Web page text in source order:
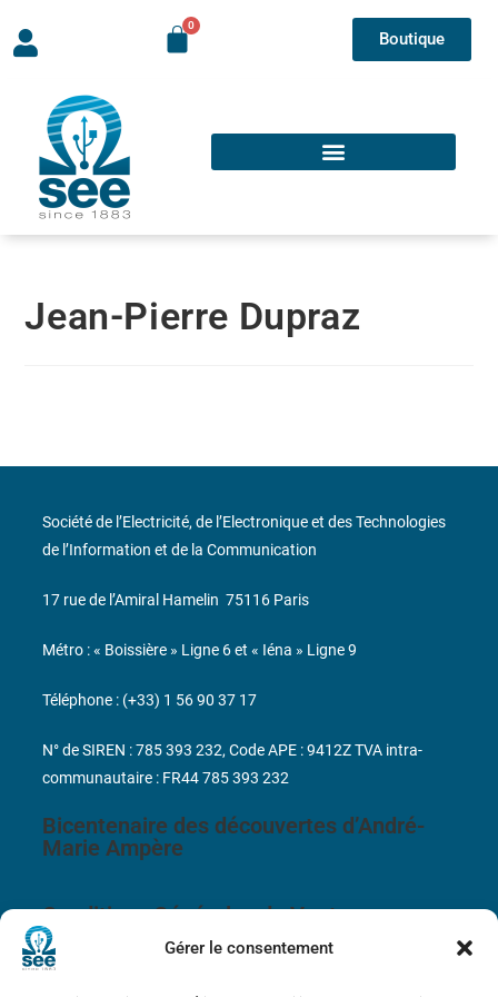
Gérer le consentement
Boutique
Jean-Pierre Dupraz
Bicentenaire des découvertes d’André-
Marie Ampère
Conditions Générales de Vente
Société de l’Electricité, de l’Electronique et des Technologies
de l’Information et de la Communication
17 rue de l’Amiral Hamelin 75116 Paris
Métro : « Boissière » Ligne 6 et « Iéna » Ligne 9
Téléphone : (+33) 1 56 90 37 17
N° de SIREN : 785 393 232, Code APE : 9412Z TVA intra-
communautaire : FR44 785 393 232